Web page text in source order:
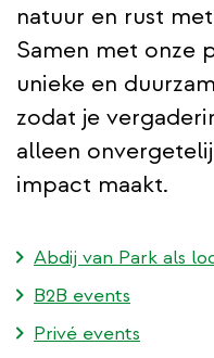
natuur en rust
Samen met onze
unieke en
zodat je
alleen
impact maakt.
Abdij van Park als
B2B events
Privé events